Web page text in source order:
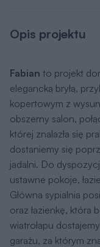
Opis projektu
Fabian to projekt
elegancką bryłą,
kopertowym z
obszerny salon,
której znalazła się
dostaniemy się
jadalni. Do
ustawne pokoje,
Główna sypialnia
oraz łazienkę, która
wiatrołapu
garażu, za którym